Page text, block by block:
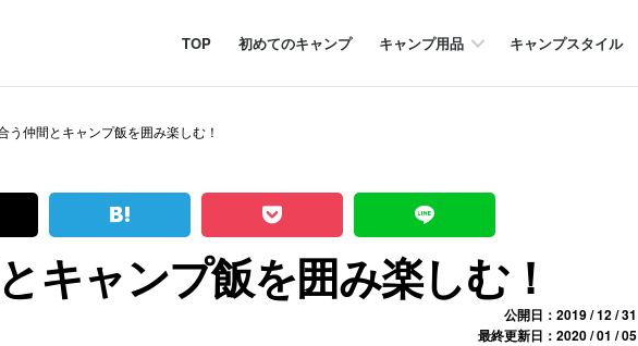
TOP 初めてのキャンプ キャンプ用品 キャンプスタイル
う仲間とキャンプ飯を囲み楽しむ！
キャンプ飯を囲み楽しむ！
公開日：2019 / 12 / 31
最終更新日：2020 / 01 / 05